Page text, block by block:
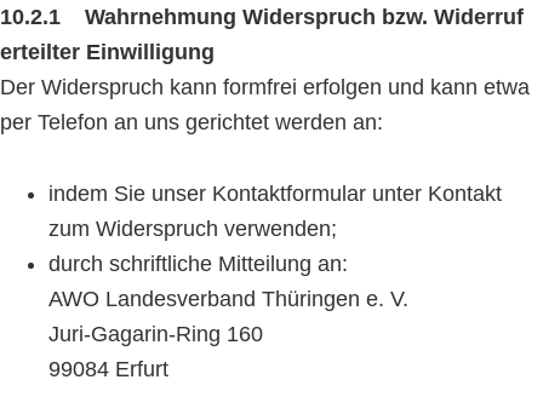
10.2.1 Wahrnehmung Widerspruch bzw. Widerruf
erteilter Einwilligung
Der Widerspruch kann formfrei erfolgen und kann etwa
per Telefon an uns gerichtet werden an:
indem Sie unser Kontaktformular unter Kontakt
zum Widerspruch verwenden;
durch schriftliche Mitteilung an:
AWO Landesverband Thüringen e. V.
Juri-Gagarin-Ring 160
99084 Erfurt